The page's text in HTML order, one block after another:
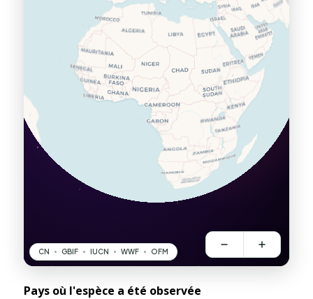
Pays où l'espèce a été observée